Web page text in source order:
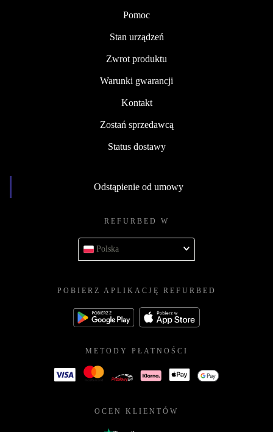
Pomoc
Stan urządzeń
Zwrot produktu
Warunki gwarancji
Kontakt
Zostań sprzedawcą
Status dostawy
Odstąpienie od umowy
REFURBED W
Polska
POBIERZ APLIKACJĘ REFURBED
METODY PŁATNOŚCI
OCEN KLIENTÓW